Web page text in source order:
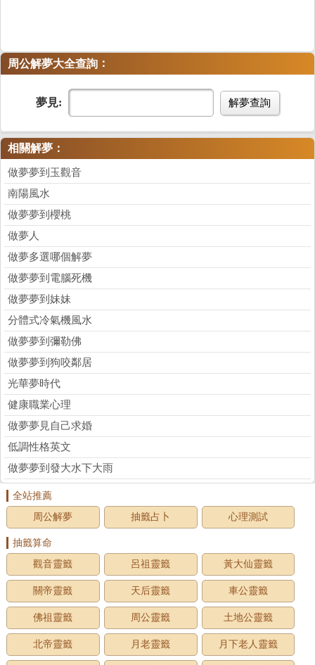
周公解夢大全查詢 ：
夢見: 解夢查詢
相關解夢：
做夢夢到玉觀音
南陽風水
做夢夢到櫻桃
做夢人
做夢多選哪個解夢
做夢夢到電腦死機
做夢夢到妹妹
分體式冷氣機風水
做夢夢到彌勒佛
做夢夢到狗咬鄰居
光華夢時代
健康職業心理
做夢夢見自己求婚
低調性格英文
做夢夢到發大水下大雨
全站推薦
周公解夢
抽籤占卜 心理測試
抽籤算命
觀音靈籤
呂祖靈籤 黃大仙靈籤
關帝靈籤 天后靈籤 車公靈籤
佛祖靈籤 周公靈籤 土地公靈籤
北帝靈籤 月老靈籤 月下老人靈籤